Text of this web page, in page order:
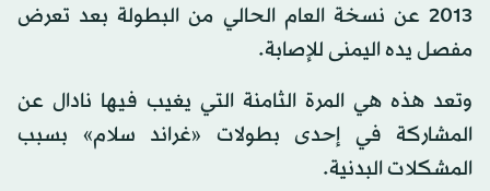
2013 عن نسخة العام الحالي من البطولة بعد تعرض
مفصل يده اليمنى للإصابة.
وتعد هذه هي المرة الثامنة التي يغيب فيها نادال عن
المشاركة في إحدى بطولات «غراند سلام» بسبب
المشكلات البدنية.